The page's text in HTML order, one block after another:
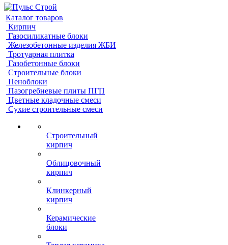
Каталог товаров
Кирпич
Газосиликатные блоки
Железобетонные изделия ЖБИ
Тротуарная плитка
Газобетонные блоки
Строительные блоки
Пеноблоки
Пазогребневые плиты ПГП
Цветные кладочные смеси
Сухие строительные смеси
Строительный
кирпич
Облицовочный
кирпич
Клинкерный
кирпич
Керамические
блоки